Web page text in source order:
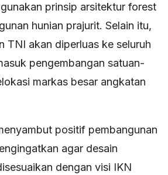
prinsip arsitektur forest
hunian prajurit. Selain itu,
TNI akan diperluas ke seluruh
pengembangan satuan-
markas besar angkatan
positif pembangunan
agar desain
dengan visi IKN